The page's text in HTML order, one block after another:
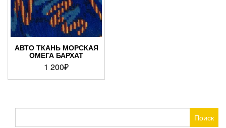
АВТО ТКАНЬ МОРСКАЯ
ОМЕГА БАРХАТ
1 200₽